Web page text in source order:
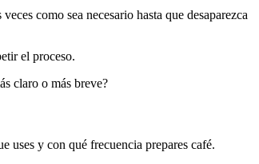
como sea necesario hasta que desaparezca
el proceso.
claro o más breve?
uses y con qué frecuencia prepares café.